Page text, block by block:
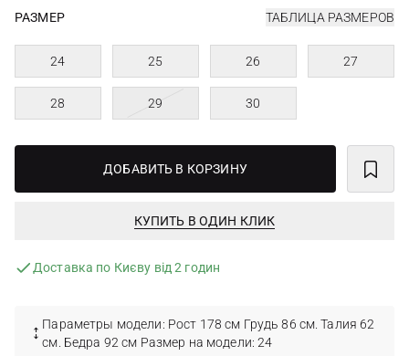
РАЗМЕР ТАБЛИЦА РАЗМЕРОВ
24 25 26 27
28 29 30
ДОБАВИТЬ В КОРЗИНУ
КУПИТЬ В ОДИН КЛИК
Доставка по Києву від 2 годин
Параметры модели: Рост 178 см Грудь 86 см. Талия 62
см. Бедра 92 см Размер на модели: 24